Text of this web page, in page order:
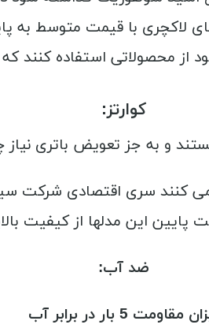
استفاده کنند که از استیل با
کوارتز:
و به جز تعویض باتری نیاز
می کنند سری اقتصادی
پایین این مدلها از کیفیت
ضد آب:
مقاومت 5 بار در برابر آب